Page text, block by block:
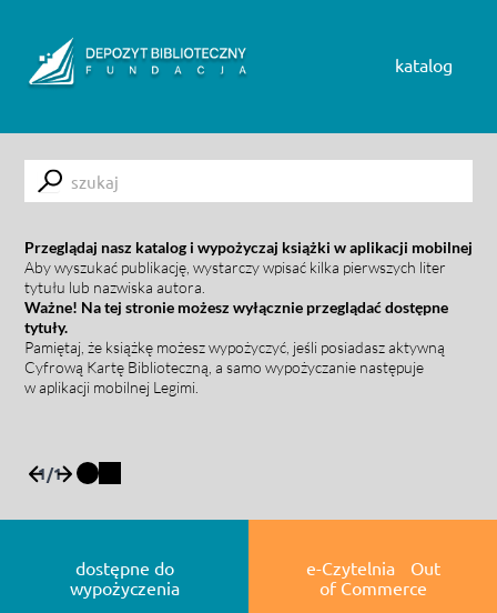
katalog
Submit
Przeglądaj nasz katalog i wypożyczaj książki w aplikacji mobilnej
Aby wyszukać publikację, wystarczy wpisać kilka pierwszych liter
tytułu lub nazwiska autora.
Ważne! Na tej stronie możesz wyłącznie przeglądać dostępne
tytuły.
Pamiętaj, że książkę możesz wypożyczyć, jeśli posiadasz aktywną
Cyfrową Kartę Biblioteczną, a samo wypożyczanie następuje
w aplikacji mobilnej Legimi.
1/1
dostępne do
wypożyczenia
e-Czytelnia Out
of Commerce